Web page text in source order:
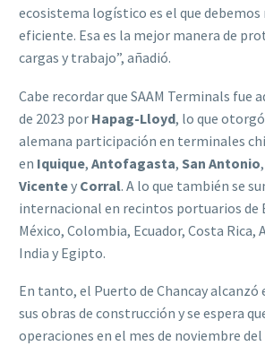
ecosistema logístico es el que debemos
eficiente. Esa es la mejor manera de
cargas y trabajo”, añadió.
Cabe recordar que SAAM Terminals fue
de 2023 por Hapag-Lloyd, lo que
alemana participación en terminales
en Iquique, Antofagasta, San Antonio,
Vicentey Corral. A lo que también se
internacional en recintos portuarios de
México, Colombia, Ecuador, Costa
India y Egipto.
En tanto, el Puerto de Chancay alcanzó
sus obras de construcción y se espera
operaciones en el mes de noviembre